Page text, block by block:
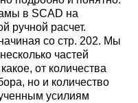
в SCAD на
ручной расчет.
со стр. 202. Мы
частей
от количества
но и количество
усилиям